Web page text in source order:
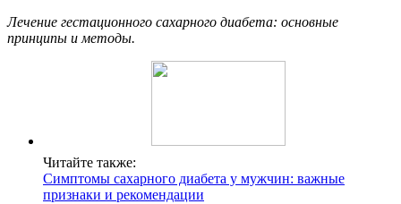
Лечение гестационного сахарного диабета: основные
принципы и методы.
Читайте также:
Симптомы сахарного диабета у мужчин: важные
признаки и рекомендации